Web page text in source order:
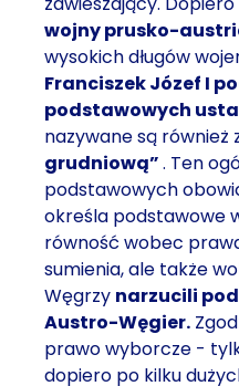
wojny prusko-
wysokich długów
Franciszek Józef I
podstawowych
nazywane są również
grudniową”. Ten
podstawowych
określa podstawowe
równość wobec
sumienia, ale także
Węgrzy narzucili
Austro-Węgier.
prawo wyborcze -
dopiero po kilku